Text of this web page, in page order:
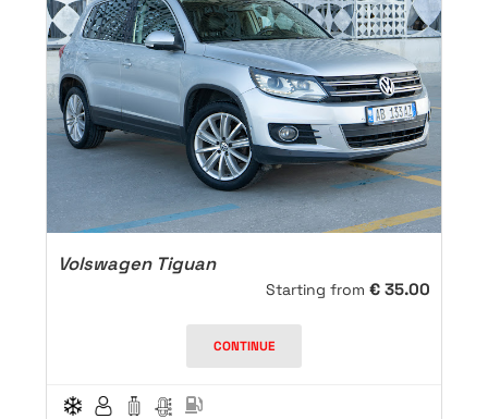
Volswagen Tiguan
Starting from € 35.00
CONTINUE